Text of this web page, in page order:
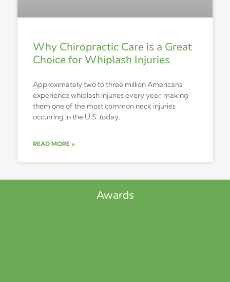
Why Chiropractic Care is a Great
Choice for Whiplash Injuries
Approximately two to three million Americans
experience whiplash injuries every year, making
them one of the most common neck injuries
occurring in the U.S. today.
READ MORE »
Awards